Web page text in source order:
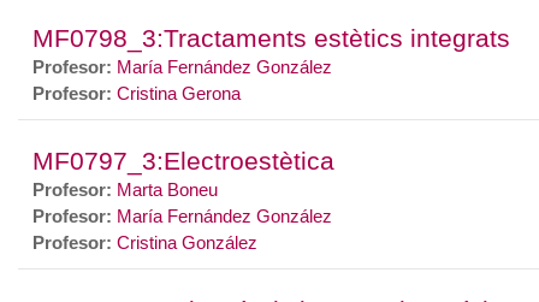
MF0798_3:Tractaments estètics integrats
Profesor: María Fernández González
Profesor: Cristina Gerona
MF0797_3:Electroestètica
Profesor: Marta Boneu
Profesor: María Fernández González
Profesor: Cristina González